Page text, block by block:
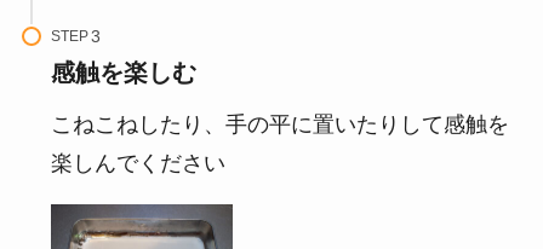
STEP
感触を楽しむ
こねこねしたり、手の平に置いたりして感触を
楽しんでください